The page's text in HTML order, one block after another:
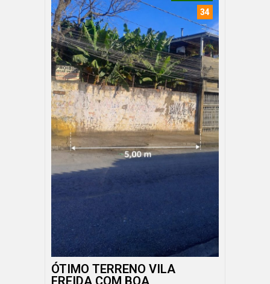
34
ÓTIMO TERRENO VILA